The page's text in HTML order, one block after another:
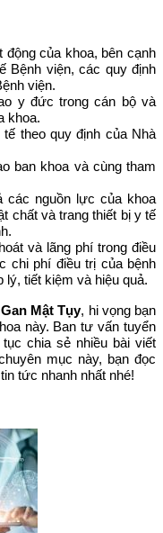
của khoa, bên cạnh
Bệnh viện, các quy định
viện.
y đức trong cán bộ và
khoa.
theo quy định của Nhà
ban khoa và cùng tham
các nguồn lực của khoa
chất và trang thiết bị y tế
và lãng phí trong điều
chi phí điều trị của bệnh
lý, tiết kiệm và hiệu quả.
Mật Tụy, hi vọng bạn
này. Ban tư vấn tuyển
chia sẻ nhiều bài viết
mục này, bạn đọc
tức nhanh nhất nhé!